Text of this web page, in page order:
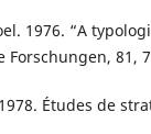
1976. “A
81,
Études de